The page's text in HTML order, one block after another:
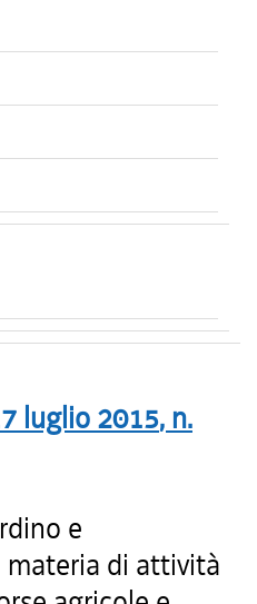
luglio 2015, n.
e
materia di attività